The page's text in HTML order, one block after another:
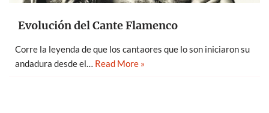
Evolución del Cante Flamenco
Corre la leyenda de que los cantaores que lo son iniciaron su
andadura desde el… Read More »